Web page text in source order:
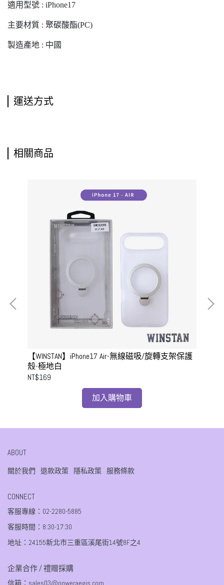
適用型號 : iPhone17
主要材質 : 聚碳酸酯(PC)
製造產地 : 中國
運送方式
相關商品
【WINSTAN】iPhone17 Air-無線磁吸/旋轉支架保護
殼-極地白
NT$169
加入購物車
ABOUT
關於我們 退款政策 隱私政策 服務條款
CONNECT
客服專線：02-2280-5885
客服時間：8:30-17:30
地址：24155新北市三重區溪尾街14號8F之4
企業合作 / 禮贈採購
信箱：sales03@poweraegis.com